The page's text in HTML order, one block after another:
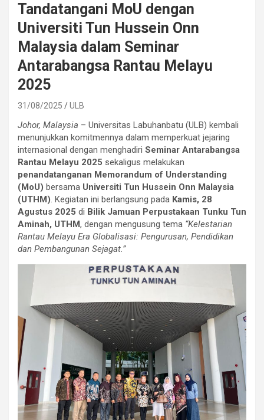
Tandatangani MoU dengan
Universiti Tun Hussein Onn
Malaysia dalam Seminar
Antarabangsa Rantau Melayu
2025
31/08/2025 ULB
Johor, Malaysia – Universitas Labuhanbatu (ULB) kembali
menunjukkan komitmennya dalam memperkuat jejaring
internasional dengan menghadiri Seminar Antarabangsa
Rantau Melayu 2025 sekaligus melakukan
penandatanganan Memorandum of Understanding
(MoU) bersama Universiti Tun Hussein Onn Malaysia
(UTHM). Kegiatan ini berlangsung pada Kamis, 28
Agustus 2025 di Bilik Jamuan Perpustakaan Tunku Tun
Aminah, UTHM, dengan mengusung tema “Kelestarian
Rantau Melayu Era Globalisasi: Pengurusan, Pendidikan
dan Pembangunan Sejagat.”